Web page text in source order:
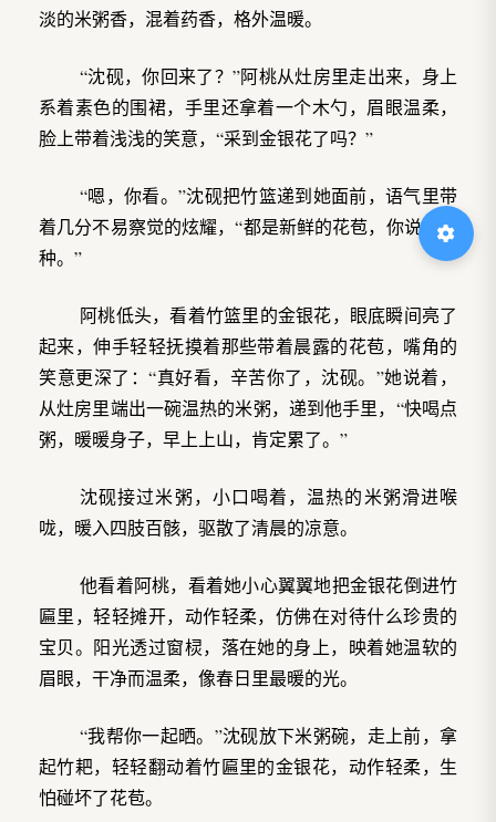
淡的米粥香，混着药香，格外温暖。
“沈砚，你回来了？”阿桃从灶房里走出来，身上
系着素色的围裙，手里还拿着一个木勺，眉眼温柔，
脸上带着浅浅的笑意，“采到金银花了吗？”
“嗯，你看。”沈砚把竹篮递到她面前，语气里带
着几分不易察觉的炫耀，“都是新鲜的花苞，你说的那
种。”
阿桃低头，看着竹篮里的金银花，眼底瞬间亮了
起来，伸手轻轻抚摸着那些带着晨露的花苞，嘴角的
笑意更深了：“真好看，辛苦你了，沈砚。”她说着，
从灶房里端出一碗温热的米粥，递到他手里，“快喝点
粥，暖暖身子，早上上山，肯定累了。”
沈砚接过米粥，小口喝着，温热的米粥滑进喉
咙，暖入四肢百骸，驱散了清晨的凉意。
他看着阿桃，看着她小心翼翼地把金银花倒进竹
匾里，轻轻摊开，动作轻柔，仿佛在对待什么珍贵的
宝贝。阳光透过窗棂，落在她的身上，映着她温软的
眉眼，干净而温柔，像春日里最暖的光。
“我帮你一起晒。”沈砚放下米粥碗，走上前，拿
起竹耙，轻轻翻动着竹匾里的金银花，动作轻柔，生
怕碰坏了花苞。